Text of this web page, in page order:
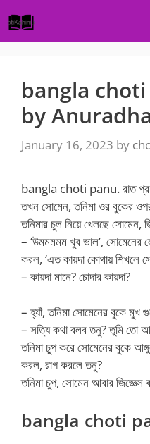
to
content
bangla choti
by
January 16, 2023 by
bangla choti panu. রাত প্রায়
তখন সোমেন, তনিমা ওর বুকের
তনিমার চুল নিয়ে খেলছে সোমেন,
– ‘উমমমমম খুব ভাল’, সোমেনের
করল, ‘এত কায়দা কোথায় শিখলে
– কায়দা মানে? চোদার কায়দা?
– হ্যাঁ, তনিমা সোমেনের বুকে মুখ
– সত্যি কথা বলব তনু? তুমি তো
তনিমা চুপ করে সোমেনের বুকে
করল, রাগ করলে তনু?
তনিমা চুপ, সোমেন আবার
bangla choti